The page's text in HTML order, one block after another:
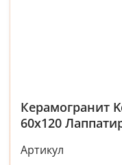
Керамогранит
60x120
Артикул